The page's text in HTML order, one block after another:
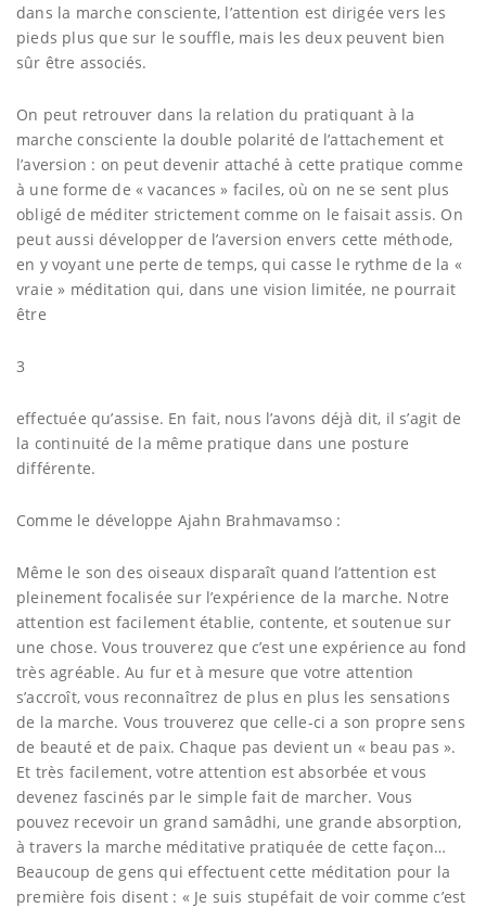
dans la marche consciente, l’attention est dirigée vers les
pieds plus que sur le souffle, mais les deux peuvent bien
sûr être associés.
On peut retrouver dans la relation du pratiquant à la
marche consciente la double polarité de l’attachement et
l’aversion : on peut devenir attaché à cette pratique comme
à une forme de « vacances » faciles, où on ne se sent plus
obligé de méditer strictement comme on le faisait assis. On
peut aussi développer de l’aversion envers cette méthode,
en y voyant une perte de temps, qui casse le rythme de la «
vraie » méditation qui, dans une vision limitée, ne pourrait
être
3
effectuée qu’assise. En fait, nous l’avons déjà dit, il s’agit de
la continuité de la même pratique dans une posture
différente.
Comme le développe Ajahn Brahmavamso :
Même le son des oiseaux disparaît quand l’attention est
pleinement focalisée sur l’expérience de la marche. Notre
attention est facilement établie, contente, et soutenue sur
une chose. Vous trouverez que c’est une expérience au fond
très agréable. Au fur et à mesure que votre attention
s’accroît, vous reconnaîtrez de plus en plus les sensations
de la marche. Vous trouverez que celle-ci a son propre sens
de beauté et de paix. Chaque pas devient un « beau pas ».
Et très facilement, votre attention est absorbée et vous
devenez fascinés par le simple fait de marcher. Vous
pouvez recevoir un grand samâdhi, une grande absorption,
à travers la marche méditative pratiquée de cette façon…
Beaucoup de gens qui effectuent cette méditation pour la
première fois disent : « Je suis stupéfait de voir comme c’est